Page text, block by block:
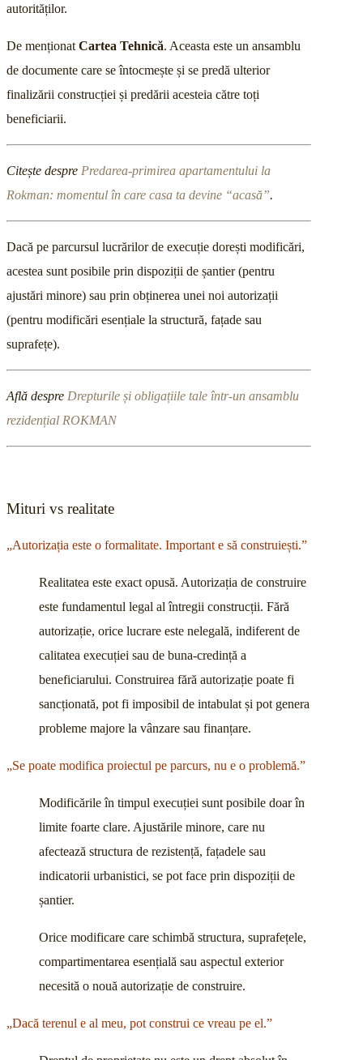
autorităților.
De menționat Cartea Tehnică. Aceasta este un ansamblu
de documente care se întocmește și se predă ulterior
finalizării construcției și predării acesteia către toți
beneficiarii.
Citește despre Predarea-primirea apartamentului la
Rokman: momentul în care casa ta devine “acasă”.
Dacă pe parcursul lucrărilor de execuție dorești modificări,
acestea sunt posibile prin dispoziții de șantier (pentru
ajustări minore) sau prin obținerea unei noi autorizații
(pentru modificări esențiale la structură, fațade sau
suprafețe).
Află despre Drepturile și obligațiile tale într-un ansamblu
rezidențial ROKMAN
Mituri vs realitate
„Autorizația este o formalitate. Important e să construiești.”
Realitatea este exact opusă. Autorizația de construire
este fundamentul legal al întregii construcții. Fără
autorizație, orice lucrare este nelegală, indiferent de
calitatea execuției sau de buna-credință a
beneficiarului. Construirea fără autorizație poate fi
sancționată, pot fi imposibil de intabulat și pot genera
probleme majore la vânzare sau finanțare.
„Se poate modifica proiectul pe parcurs, nu e o problemă.”
Modificările în timpul execuției sunt posibile doar în
limite foarte clare. Ajustările minore, care nu
afectează structura de rezistență, fațadele sau
indicatorii urbanistici, se pot face prin dispoziții de
șantier.
Orice modificare care schimbă structura, suprafețele,
compartimentarea esențială sau aspectul exterior
necesită o nouă autorizație de construire.
„Dacă terenul e al meu, pot construi ce vreau pe el.”